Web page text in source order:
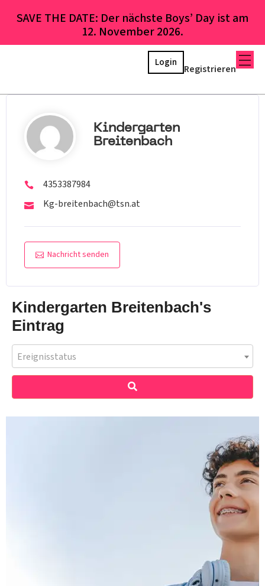
SAVE THE DATE: Der nächste Boys’ Day ist am
12. November 2026.
Registrieren
Login
Kindergarten
Breitenbach
4353387984
Kg-breitenbach@tsn.at
Nachricht senden
Kindergarten Breitenbach's
Eintrag
Ereignisstatus